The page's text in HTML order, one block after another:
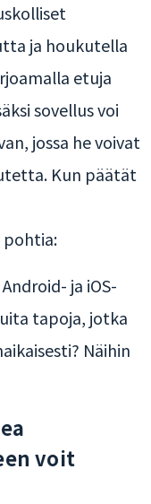
ja houkutella
etuja
sovellus voi
jossa he voivat
Kun päätät
pohtia:
ja iOS-
tapoja, jotka
Näihin
voit